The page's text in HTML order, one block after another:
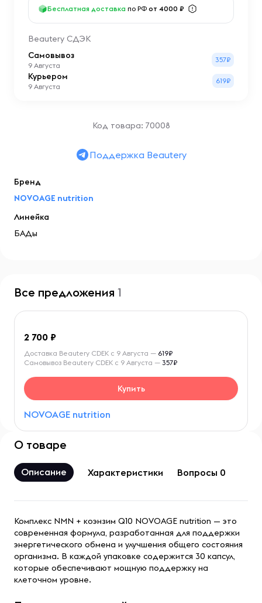
Бесплатная доставка по РФ от 4000 ₽
Beautery СДЭК
Самовывоз
9 Августа
357₽
Курьером
9 Августа
619₽
Код товара: 70008
Поддержка Beautery
Бренд
NOVOAGE nutrition
Линейка
БАДы
Все предложения 1
2 700
NOVOAGE nutrition
Доставка Beautery CDEK с 9 Августа — 619₽
Самовывоз Beautery CDEK с 9 Августа — 357₽
Купить
О товаре
Описание Характеристики Вопросы 0
Комплекс NMN + коэнзим Q10 NOVOAGE nutrition — это
современная формула, разработанная для поддержки
энергетического обмена и улучшения общего состояния
организма. В каждой упаковке содержится 30 капсул,
которые обеспечивают мощную поддержку на
клеточном уровне.